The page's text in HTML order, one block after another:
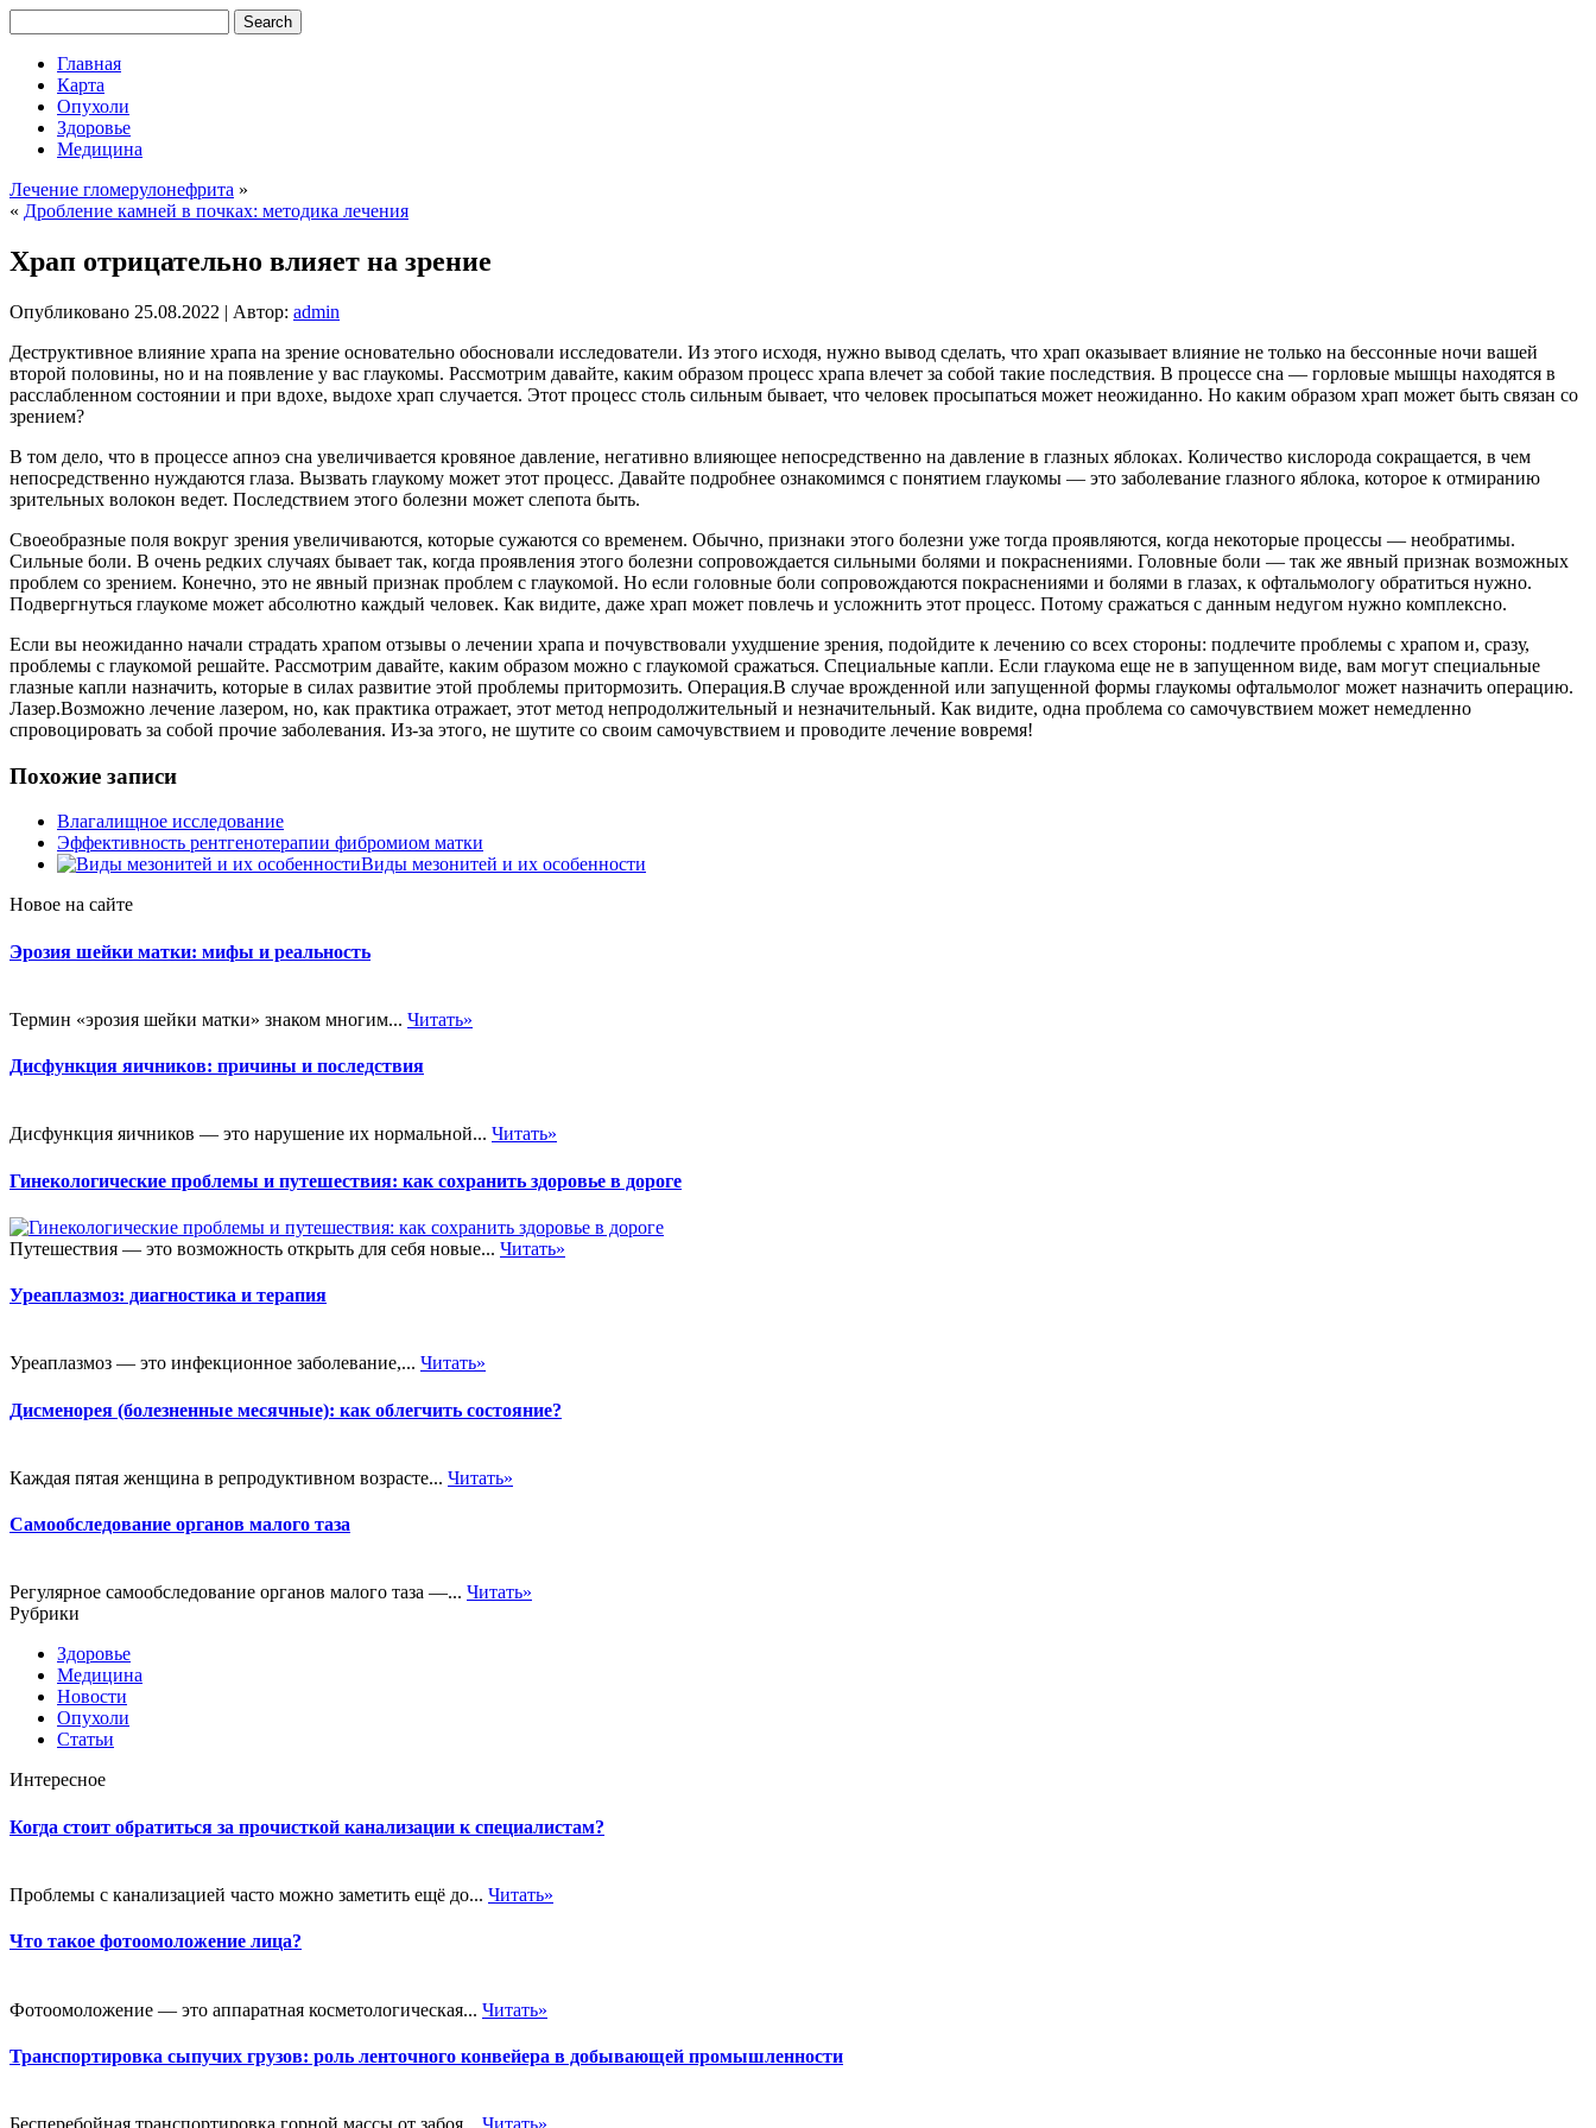
Главная
Карта
Опухоли
Здоровье
Медицина
Лечение гломерулонефрита »
« Дробление камней в почках: методика лечения
Храп отрицательно влияет на зрение
Опубликовано 25.08.2022 | Автор: admin
Деструктивное влияние храпа на зрение основательно обосновали исследователи. Из этого исходя, нужно вывод сделать, что храп оказывает влияние не только на бессонные ночи вашей
второй половины, но и на появление у вас глаукомы. Рассмотрим давайте, каким образом процесс храпа влечет за собой такие последствия. В процессе сна — горловые мышцы находятся в
расслабленном состоянии и при вдохе, выдохе храп случается. Этот процесс столь сильным бывает, что человек просыпаться может неожиданно. Но каким образом храп может быть связан со
зрением?
В том дело, что в процессе апноэ сна увеличивается кровяное давление, негативно влияющее непосредственно на давление в глазных яблоках. Количество кислорода сокращается, в чем
непосредственно нуждаются глаза. Вызвать глаукому может этот процесс. Давайте подробнее ознакомимся с понятием глаукомы — это заболевание глазного яблока, которое к отмиранию
зрительных волокон ведет. Последствием этого болезни может слепота быть.
Своеобразные поля вокруг зрения увеличиваются, которые сужаются со временем. Обычно, признаки этого болезни уже тогда проявляются, когда некоторые процессы — необратимы.
Сильные боли. В очень редких случаях бывает так, когда проявления этого болезни сопровождается сильными болями и покраснениями. Головные боли — так же явный признак возможных
проблем со зрением. Конечно, это не явный признак проблем с глаукомой. Но если головные боли сопровождаются покраснениями и болями в глазах, к офтальмологу обратиться нужно.
Подвергнуться глаукоме может абсолютно каждый человек. Как видите, даже храп может повлечь и усложнить этот процесс. Потому сражаться с данным недугом нужно комплексно.
Если вы неожиданно начали страдать храпом отзывы о лечении храпа и почувствовали ухудшение зрения, подойдите к лечению со всех стороны: подлечите проблемы с храпом и, сразу,
проблемы с глаукомой решайте. Рассмотрим давайте, каким образом можно с глаукомой сражаться. Специальные капли. Если глаукома еще не в запущенном виде, вам могут специальные
глазные капли назначить, которые в силах развитие этой проблемы притормозить. Операция.В случае врожденной или запущенной формы глаукомы офтальмолог может назначить операцию.
Лазер.Возможно лечение лазером, но, как практика отражает, этот метод непродолжительный и незначительный. Как видите, одна проблема со самочувствием может немедленно
спровоцировать за собой прочие заболевания. Из-за этого, не шутите со своим самочувствием и проводите лечение вовремя!
Похожие записи
Влагалищное исследование
Эффективность рентгенотерапии фибромиом матки
Виды мезонитей и их особенности
Новое на сайте
Эрозия шейки матки: мифы и реальность
Термин «эрозия шейки матки» знаком многим... Читать»
Дисфункция яичников: причины и последствия
Дисфункция яичников — это нарушение их нормальной... Читать»
Гинекологические проблемы и путешествия: как сохранить здоровье в дороге
Путешествия — это возможность открыть для себя новые... Читать»
Уреаплазмоз: диагностика и терапия
Уреаплазмоз — это инфекционное заболевание,... Читать»
Дисменорея (болезненные месячные): как облегчить состояние?
Каждая пятая женщина в репродуктивном возрасте... Читать»
Самообследование органов малого таза
Регулярное самообследование органов малого таза —... Читать»
Рубрики
Здоровье
Медицина
Новости
Опухоли
Статьи
Интересное
Когда стоит обратиться за прочисткой канализации к специалистам?
Проблемы с канализацией часто можно заметить ещё до... Читать»
Что такое фотоомоложение лица?
Фотоомоложение — это аппаратная косметологическая... Читать»
Транспортировка сыпучих грузов: роль ленточного конвейера в добывающей промышленности
Бесперебойная транспортировка горной массы от забоя... Читать»